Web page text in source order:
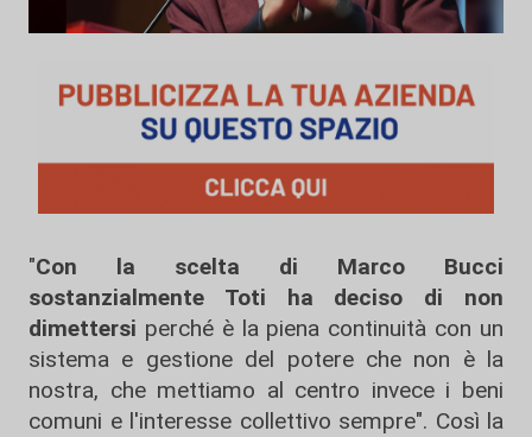
"Con la scelta di Marco Bucci
sostanzialmente Toti ha deciso di non
dimettersi perché è la piena continuità con un
sistema e gestione del potere che non è la
nostra, che mettiamo al centro invece i beni
comuni e l'interesse collettivo sempre". Così la